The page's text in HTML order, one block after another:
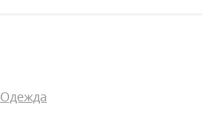
Одежда